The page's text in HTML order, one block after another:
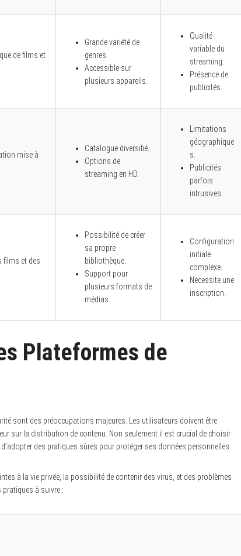
de films et
Grande variété de
genres.
Accessible sur
plusieurs appareils.
Qualité
variable du
streaming.
Présence de
publicités.
mise à
Catalogue diversifié.
Options de
streaming en HD.
Limitations
géographique
s.
Publicités
parfois
intrusives.
films et des
Possibilité de créer
sa propre
bibliothèque.
Support pour
plusieurs formats de
médias.
Configuration
initiale
complexe.
Nécessite une
inscription.
Plateformes de
sont des préoccupations majeures. Les utilisateurs doivent être
sur la distribution de contenu. Non seulement il est crucial de choisir
des pratiques sûres pour protéger ses données personnelles.
à la vie privée, la possibilité de contenir des virus, et des problèmes
à suivre :